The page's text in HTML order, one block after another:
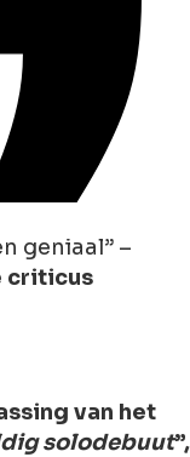
geniaal” –
criticus
van het
solodebuut”,